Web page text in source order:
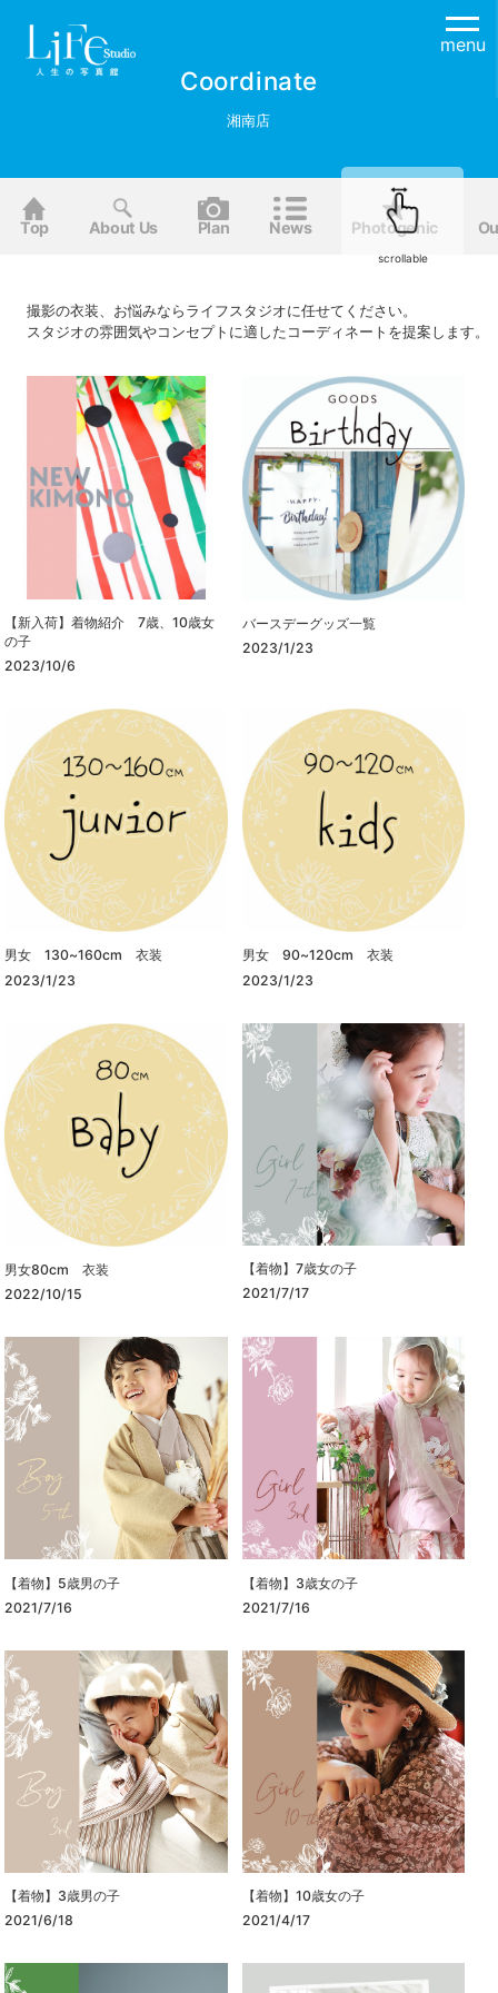
menu
Coordinate
湘南店
Top About Us Plan News Photogenic
scrollable
撮影の衣装、お悩みならライフスタジオに任せてください。
スタジオの雰囲気やコンセプトに適したコーディネートを提案します。
【新入荷】着物紹介 7歳、10歳女
の子
2023/10/6
バースデーグッズ一覧
2023/1/23
男女 130~160cm 衣装
2023/1/23
男女 90~120cm 衣装
2023/1/23
男女80cm 衣装
2022/10/15
【着物】7歳女の子
2021/7/17
【着物】5歳男の子
2021/7/16
【着物】3歳女の子
2021/7/16
【着物】3歳男の子
2021/6/18
【着物】10歳女の子
2021/4/17